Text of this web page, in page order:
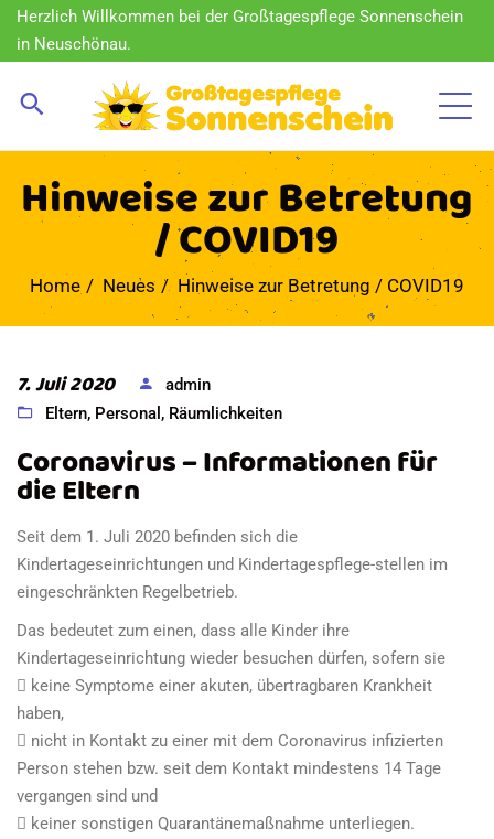
Herzlich Willkommen bei der Großtagespflege Sonnenschein
in Neuschönau.
Hinweise zur Betretung
/ COVID19
Home Neues Hinweise zur Betretung / COVID19
7. Juli 2020
admin
Eltern, Personal , Räumlichkeiten
Coronavirus – Informationen für
die Eltern
Seit dem 1. Juli 2020 befinden sich die
Kindertageseinrichtungen und Kindertagespflege-stellen im
eingeschränkten Regelbetrieb.
Das bedeutet zum einen, dass alle Kinder ihre
Kindertageseinrichtung wieder besuchen dürfen, sofern sie
 keine Symptome einer akuten, übertragbaren Krankheit
haben,
 nicht in Kontakt zu einer mit dem Coronavirus infizierten
Person stehen bzw. seit dem Kontakt mindestens 14 Tage
vergangen sind und
 keiner sonstigen Quarantänemaßnahme unterliegen.